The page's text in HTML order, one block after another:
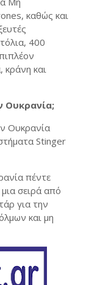
καθώς και
400
κράνη και
Ουκρανία;
Ουκρανία
Stinger
πέντε
σειρά από
για την
και μη